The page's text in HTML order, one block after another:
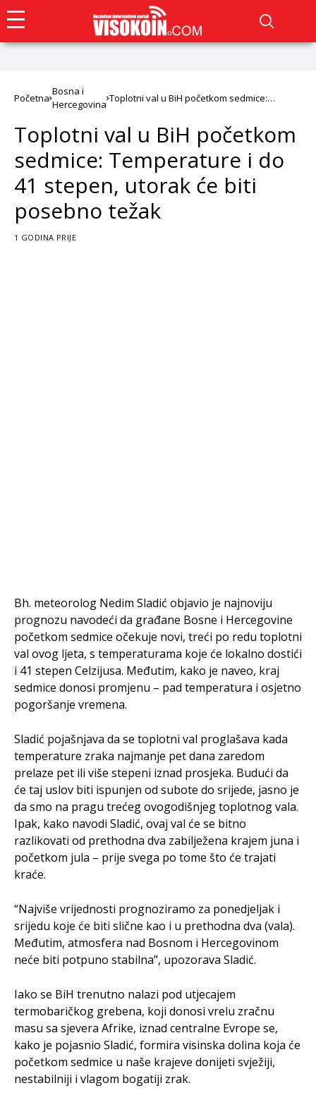
Početna
Bosna i
Hercegovina
Toplotni val u BiH početkom sedmice:
posebno težak
Toplotni val u BiH početkom
sedmice: Temperature i do
41 stepen, utorak će biti
posebno težak
1 GODINA PRIJE
Bh. meteorolog Nedim Sladić objavio je najnoviju
prognozu navodeći da građane Bosne i Hercegovine
početkom sedmice očekuje novi, treći po redu toplotni
val ovog ljeta, s temperaturama koje će lokalno dostići
i 41 stepen Celzijusa. Međutim, kako je naveo, kraj
sedmice donosi promjenu – pad temperatura i osjetno
pogoršanje vremena.
Sladić pojašnjava da se toplotni val proglašava kada
temperature zraka najmanje pet dana zaredom
prelaze pet ili više stepeni iznad prosjeka. Budući da
će taj uslov biti ispunjen od subote do srijede, jasno je
da smo na pragu trećeg ovogodišnjeg toplotnog vala.
Ipak, kako navodi Sladić, ovaj val će se bitno
razlikovati od prethodna dva zabilježena krajem juna i
početkom jula – prije svega po tome što će trajati
kraće.
“Najviše vrijednosti prognoziramo za ponedjeljak i
srijedu koje će biti slične kao i u prethodna dva (vala).
Međutim, atmosfera nad Bosnom i Hercegovinom
neće biti potpuno stabilna”, upozorava Sladić.
Iako se BiH trenutno nalazi pod utjecajem
termobaričkog grebena, koji donosi vrelu zračnu
masu sa sjevera Afrike, iznad centralne Evrope se,
kako je pojasnio Sladić, formira visinska dolina koja će
početkom sedmice u naše krajeve donijeti svježiji,
nestabilniji i vlagom bogatiji zrak.